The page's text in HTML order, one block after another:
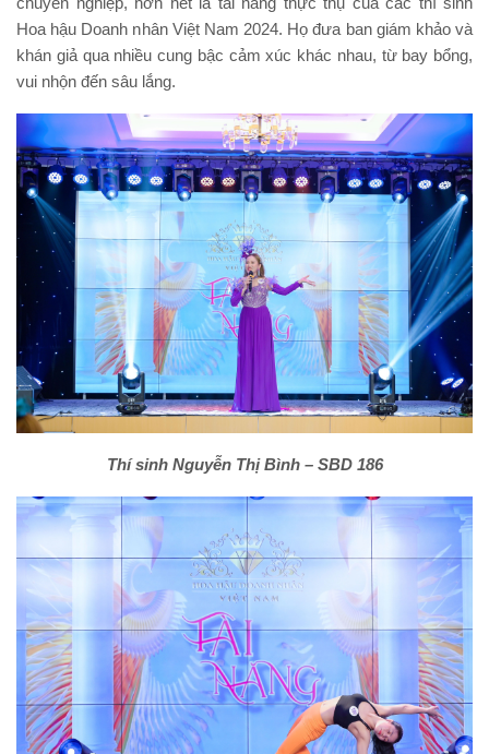
Hoa hậu Doanh nhân Việt Nam 2024. Họ đưa ban giám khảo và
khán giả qua nhiều cung bậc cảm xúc khác nhau, từ bay bổng,
vui nhộn đến sâu lắng.
Thí sinh Nguyễn Thị Bình – SBD 186